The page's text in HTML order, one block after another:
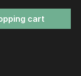
desired
cart